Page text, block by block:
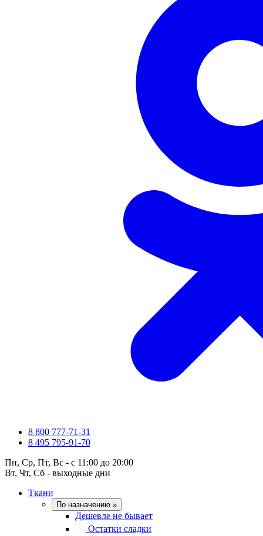
8 800 777-71-31
8 495 795-91-70
Пн, Ср, Пт, Вс - с 11:00 до 20:00
Вт, Чт, Сб - выходные дни
Ткани
По назначению »
Дешевле не бывает
Остатки сладки